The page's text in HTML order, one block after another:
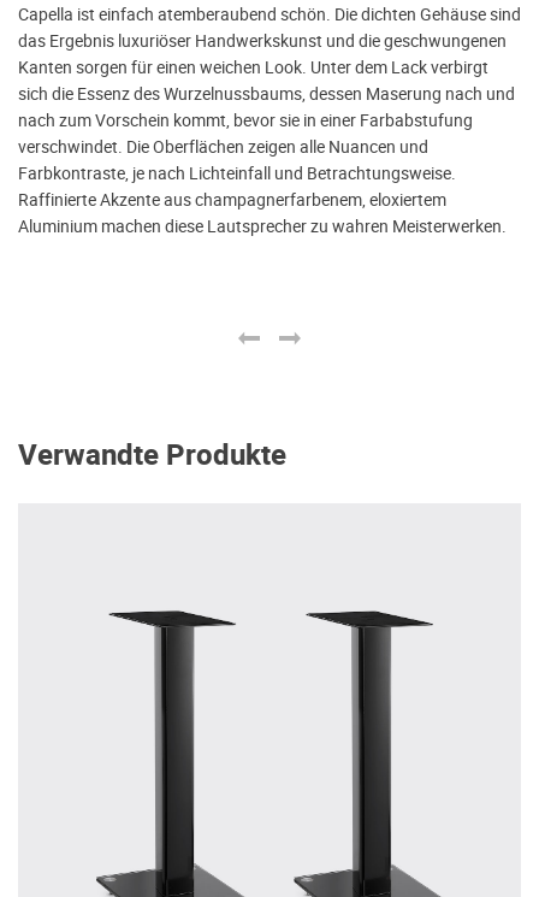
Capella ist einfach atemberaubend schön. Die dichten Gehäuse sind
das Ergebnis luxuriöser Handwerkskunst und die geschwungenen
Kanten sorgen für einen weichen Look. Unter dem Lack verbirgt
sich die Essenz des Wurzelnussbaums, dessen Maserung nach und
nach zum Vorschein kommt, bevor sie in einer Farbabstufung
verschwindet. Die Oberflächen zeigen alle Nuancen und
Farbkontraste, je nach Lichteinfall und Betrachtungsweise.
Raffinierte Akzente aus champagnerfarbenem, eloxiertem
Aluminium machen diese Lautsprecher zu wahren Meisterwerken.
Verwandte Produkte